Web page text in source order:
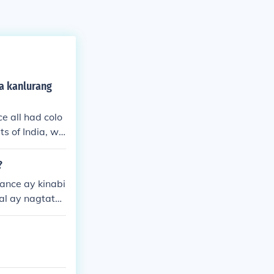
kanlurang
all had colo
of India, wh
colonies i
inter
ay kinabi
ay nagtata
makapangy
no